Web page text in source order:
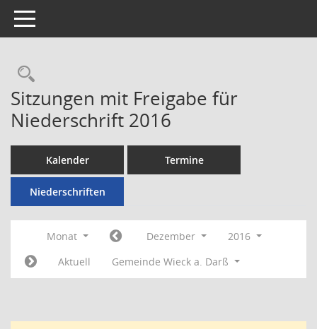
Toggle navigation
Rechercheauswahl
Sitzungen mit Freigabe für
Niederschrift 2016
Kalender Termine
Niederschriften
Monat Dezember
2016
Aktuell
Gemeinde Wieck a. Darß